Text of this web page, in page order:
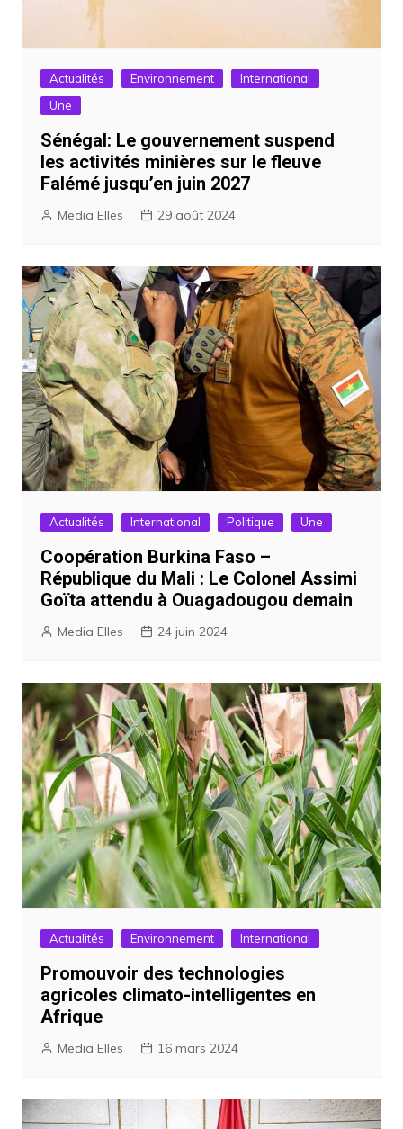
Actualités Environnement
International
Une
Sénégal: Le gouvernement suspend
les activités minières sur le fleuve
Falémé jusqu’en juin 2027
Media Elles 29 août 2024
Actualités International Politique Une
Coopération Burkina Faso –
République du Mali : Le Colonel Assimi
Goïta attendu à Ouagadougou demain
Media Elles 24 juin 2024
Actualités Environnement International
Promouvoir des technologies
agricoles climato-intelligentes en
Afrique
Media Elles 16 mars 2024